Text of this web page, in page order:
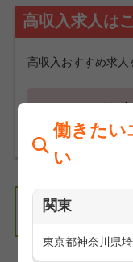
働きたい
い
関東
東京都神奈川県
高収入求人は
高収入おすすめ求人